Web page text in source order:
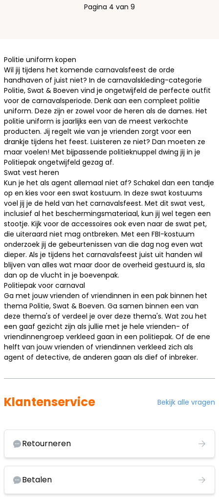
Pagina 4 van 9
Politie uniform kopen
Wil jij tijdens het komende carnavalsfeest de orde
handhaven of juist niet? In de carnavalskleding-categorie
Politie, Swat & Boeven vind je ongetwijfeld de perfecte outfit
voor de carnavalsperiode. Denk aan een compleet politie
uniform. Deze zijn er zowel voor de heren als de dames. Het
politie uniform is jaarlijks een van de meest verkochte
producten. Jij regelt wie van je vrienden zorgt voor een
drankje tijdens het feest. Luisteren ze niet? Dan moeten ze
maar voelen! Met bijpassende politieknuppel dwing jij in je
Politiepak ongetwijfeld gezag af.
Swat vest heren
Kun je het als agent allemaal niet af? Schakel dan een tandje
op en kies voor een swat kostuum. In deze swat kostuums
voel jij je de held van het carnavalsfeest. Met dit swat vest,
inclusief al het beschermingsmateriaal, kun jij wel tegen een
stootje. Kijk voor de accessoires ook even naar de swat pet,
die uiteraard niet mag ontbreken. Met een FBI-kostuum
onderzoek jij de gebeurtenissen van die dag nog even wat
dieper. Als je tijdens het carnavalsfeest juist uit handen wil
blijven van alles wat maar door de overheid gestuurd is, sla
dan op de vlucht in je boevenpak.
Politiepak voor carnaval
Ga met jouw vrienden of vriendinnen in een pak binnen het
thema Politie, Swat & Boeven. Ga samen binnen een van
deze thema's of verdeel je over deze thema's. Wat zou het
een gaaf gezicht zijn als jullie met je hele vrienden- of
vriendinnengroep verkleed gaan in een politiepak. Of de ene
helft van jouw vrienden of vriendinnen verkleed zich als
agent of detective, de anderen gaan als dief of inbreker.
Klantenservice Bekijk alle vragen
Retourneren
Betalen